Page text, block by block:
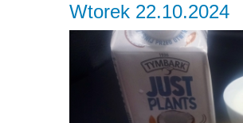
Wtorek 22.10.2024
Previous